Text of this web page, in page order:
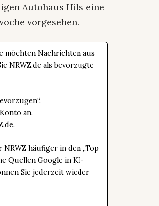
Autohaus Hils eine
vorgesehen.
möchten Nachrichten aus
NRWZ.de als bevorzugte
an.
häufiger in den „Top
Quellen Google in KI-
Sie jederzeit wieder